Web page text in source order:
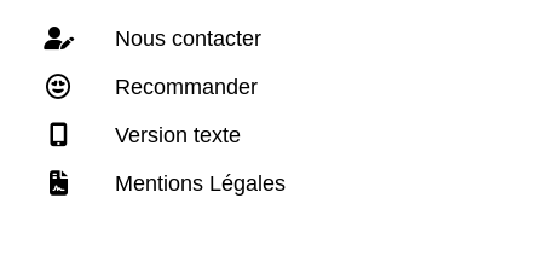
Nous contacter
Recommander
Version texte
Mentions Légales